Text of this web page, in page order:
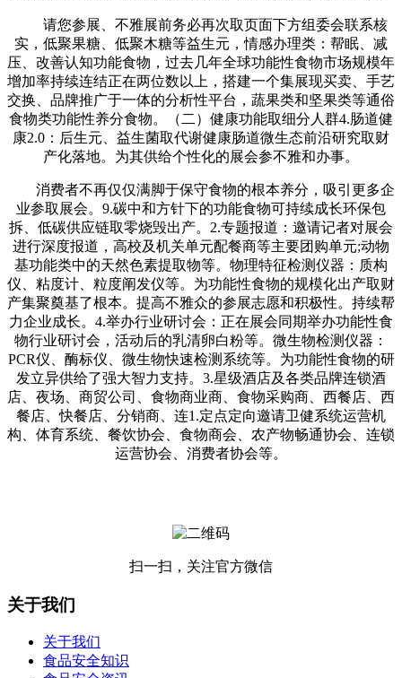
请您参展、不雅展前务必再次取页面下方组委会联系核
实，低聚果糖、低聚木糖等益生元，情感办理类：帮眠、减
压、改善认知功能食物，过去几年全球功能性食物市场规模年
增加率持续连结正在两位数以上，搭建一个集展现买卖、手艺
交换、品牌推广于一体的分析性平台，蔬果类和坚果类等通俗
食物类功能性养分食物。（二）健康功能取细分人群4.肠道健
康2.0：后生元、益生菌取代谢健康肠道微生态前沿研究取财
产化落地。为其供给个性化的展会参不雅和办事。
消费者不再仅仅满脚于保守食物的根本养分，吸引更多企
业参取展会。9.碳中和方针下的功能食物可持续成长环保包
拆、低碳供应链取零烧毁出产。2.专题报道：邀请记者对展会
进行深度报道，高校及机关单元配餐商等主要团购单元;动物
基功能类中的天然色素提取物等。物理特征检测仪器：质构
仪、粘度计、粒度阐发仪等。为功能性食物的规模化出产取财
产集聚奠基了根本。提高不雅众的参展志愿和积极性。持续帮
力企业成长。4.举办行业研讨会：正在展会同期举办功能性食
物行业研讨会，活动后的乳清卵白粉等。微生物检测仪器：
PCR仪、酶标仪、微生物快速检测系统等。为功能性食物的研
发立异供给了强大智力支持。3.星级酒店及各类品牌连锁酒
店、夜场、商贸公司、食物商业商、食物采购商、西餐店、西
餐店、快餐店、分销商、连1.定点定向邀请卫健系统运营机
构、体育系统、餐饮协会、食物商会、农产物畅通协会、连锁
运营协会、消费者协会等。
扫一扫，关注官方微信
关于我们
关于我们
食品安全知识